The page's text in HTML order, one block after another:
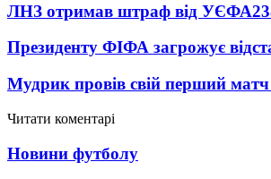
ЛНЗ отримав штраф від УЄФА
Президенту ФІФА загрожує
Мудрик провів свій перший матч
Читати коментарі
Новини футболу